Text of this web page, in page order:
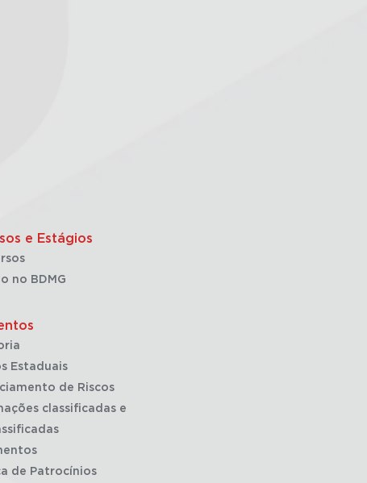
e Estágios
no BDMG
Estaduais
de Riscos
classificadas e
de Patrocínios